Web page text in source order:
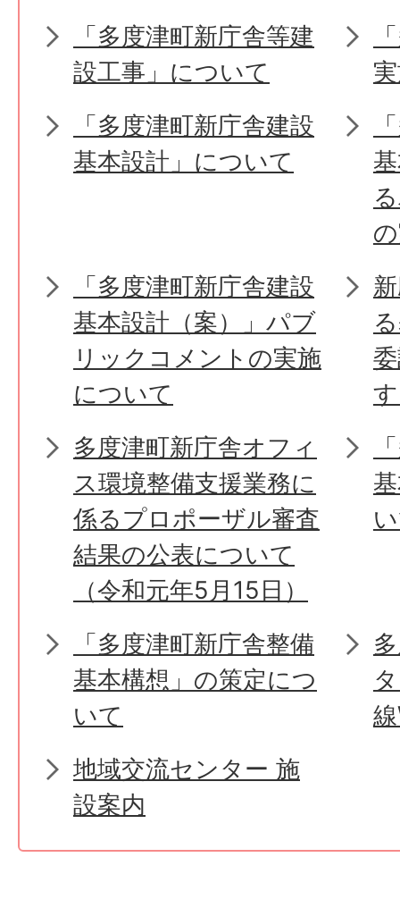
「多度津町新庁舎等建
設工事」について
「多度津町新庁舎建設
基本設計」について
「多度津町新庁舎建設
基本設計（案）」パブ
リックコメントの実施
について
多度津町新庁舎オフィ
ス環境整備支援業務に
係るプロポーザル審査
結果の公表について
（令和元年5月15日）
「多度津町新庁舎整備
基本構想」の策定につ
いて
地域交流センター 施
設案内